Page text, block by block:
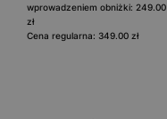
wprowadzeniem obniżki: 249.00
zł
Cena regularna: 349.00 zł